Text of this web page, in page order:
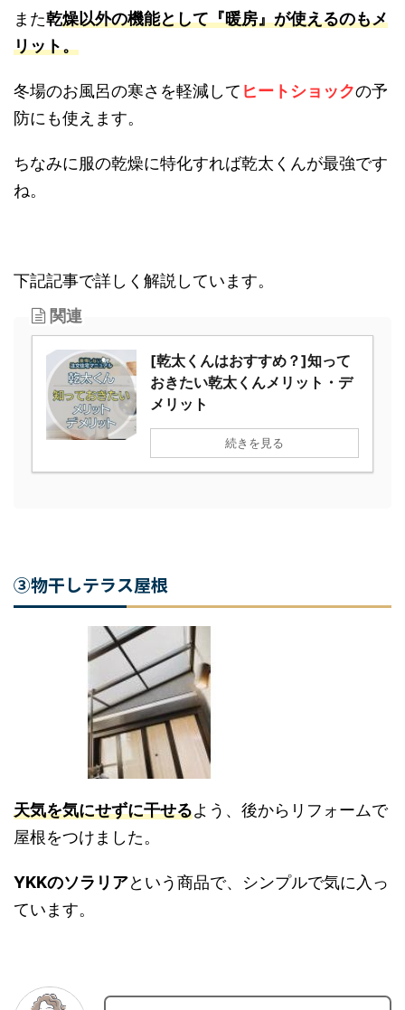
また乾燥以外の機能として 『暖房』が使えるのも
メリット
冬場のお風呂の寒さを軽減して ヒートショックの
予防にも使えます。
ちなみに服の乾燥に特化すれば乾太くんが最強で
すね。
下記記事で詳しく解説しています。
関連
[乾太くんはおすすめ？]知っ
ておきたい乾太くんメリッ
ト・デメリット
続きを見る
③物干しテラス屋根
天気を気にせずに干せる よう、後からリフォーム
で屋根をつけました。
YKKのソラリアという商品で、シンプルで気に入
っています。